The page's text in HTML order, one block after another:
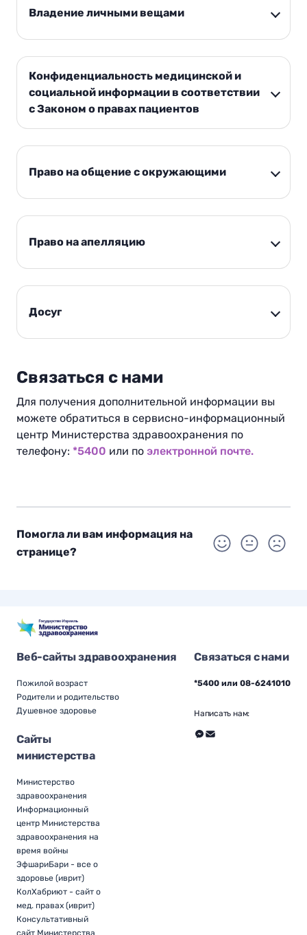
Владение личными вещами
Конфиденциальность медицинской и
социальной информации в соответствии
с Законом о правах пациентов
Право на общение с окружающими
Право на апелляцию
Досуг
Связаться с нами
Для получения дополнительной информации вы
можете обратиться в сервисно-информационный
центр Министерства здравоохранения по
телефону: *5400 или по электронной почте.
Помогла ли вам информация на
странице?
Веб-сайты здравоохранения
Пожилой возраст
Родители и родительство
Душевное здоровье
Сайты
министерства
Министерство
здравоохранения
Информационный
центр Министерства
здравоохранения на
время войны
ЭфшариБари - все о
здоровье (иврит)
КолХабриют - сайт о
мед. правах (иврит)
Консультативный
сайт Министерства
Связаться с нами
*5400 или 08-6241010
Написать нам: